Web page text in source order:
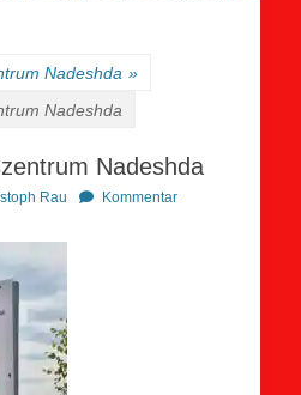
Nadeshda »
Nadeshda
Nadeshda
Rau
Kommentar